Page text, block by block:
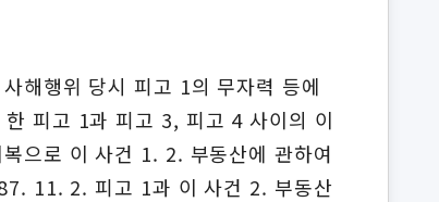
해행위 당시 피고 1의 무자력 등에
피고 1과 피고 3, 피고 4 사이의 이
으로 이 사건 1. 2. 부동산에 관하여
11. 2. 피고 1과 이 사건 2. 부동산